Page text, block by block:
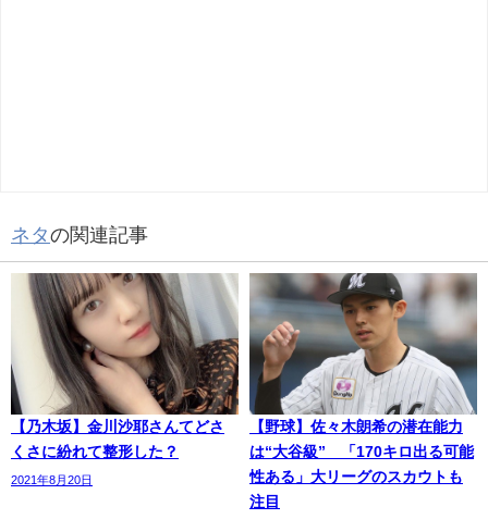
ネタの関連記事
【乃木坂】金川沙耶さんてどさ
くさに紛れて整形した？
2021年8月20日
【野球】佐々木朗希の潜在能力
は“大谷級” 「170キロ出る可能
性ある」大リーグのスカウトも
注目